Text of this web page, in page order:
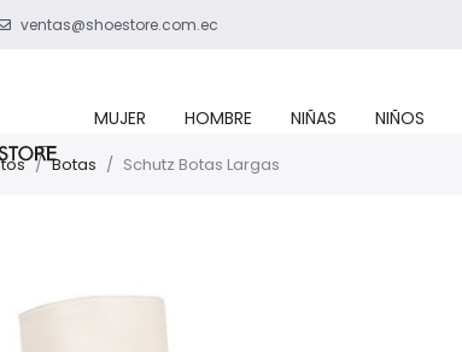
ventas@shoestore.com.ec
MUJER HOMBRE NIÑAS NIÑOS
/ Botas / Schutz Botas Largas